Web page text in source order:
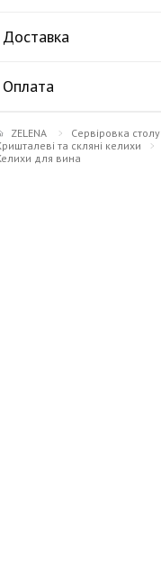
Доставка
Оплата
ZELENA Сервіровка столу
та скляні келихи
для вина